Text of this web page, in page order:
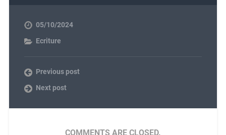
05/10/2024
Ecriture
Previous post
Next post
COMMENTS ARE CLOSED.